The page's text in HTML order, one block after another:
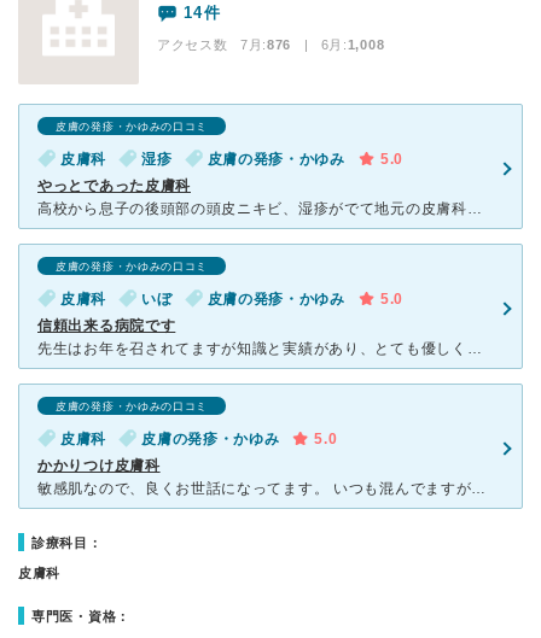
14件
アクセス数 7月:876 | 6月:1,008
皮膚の発疹・かゆみの口コミ
皮膚科 湿疹 皮膚の発疹・かゆみ
5.0
やっとであった皮膚科
高校から息子の後頭部の頭皮ニキビ、湿疹がでて地元の皮膚科にいってましたが完治することがなく進学で今年の春から仙台市に、、皮膚科を色々調べてこちらの病院を本日受診しました。 看護士さんの細かい問診とて
皮膚の発疹・かゆみの口コミ
皮膚科 いぼ 皮膚の発疹・かゆみ
5.0
信頼出来る病院です
先生はお年を召されてますが知識と実績があり、とても優しくじっくり見てくれます。 ウイルス性のいぼで通院しました。 液体窒素での治療ですが、 強めに焼いてと言えば、こちらの状況を伺いながら強めに焼
皮膚の発疹・かゆみの口コミ
皮膚科 皮膚の発疹・かゆみ
5.0
かかりつけ皮膚科
敏感肌なので、良くお世話になってます。 いつも混んでますが、火曜日が比較的空いてます。 ただし、季節の変わり目はいつでも混んでいるので、 避けた方がいいです。 受付の方、看護師さん皆さんとても
診療科目：
皮膚科
専門医・資格：